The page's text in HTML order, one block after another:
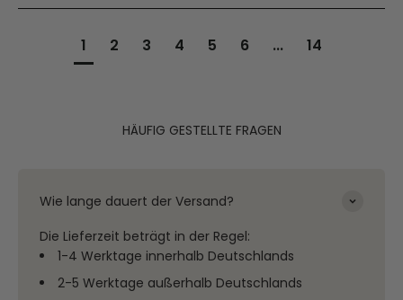
1 2 3 4 5 6 ... 14
HÄUFIG GESTELLTE FRAGEN
Wie lange dauert der Versand?
Die Lieferzeit beträgt in der Regel:
1-4 Werktage innerhalb Deutschlands
2-5 Werktage außerhalb Deutschlands